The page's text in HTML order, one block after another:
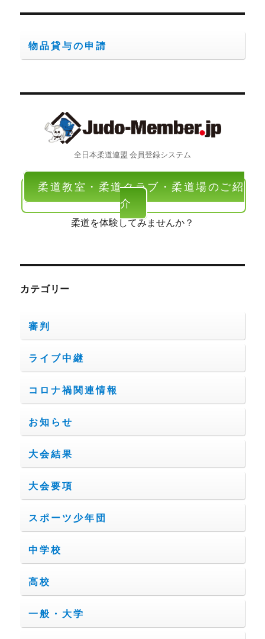
ン
物品貸与の申請
全日本柔道連盟 会員登録システム
柔道教室・柔道クラブ・柔道場のご紹
介
柔道を体験してみませんか？
カテゴリー
審判
ライブ中継
コロナ禍関連情報
お知らせ
大会結果
大会要項
スポーツ少年団
中学校
高校
一般・大学